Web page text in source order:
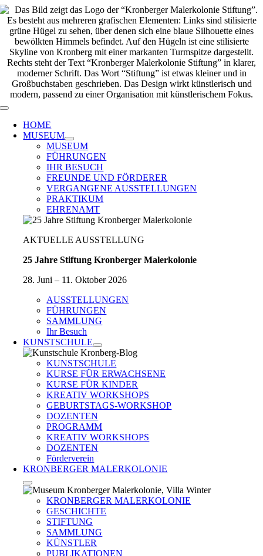
Zum
Inhalt
springen
Toggle
Navigation
HOME
MUSEUM
MUSEUM
FÜHRUNGEN
IHR BESUCH
FREUNDE UND FÖRDERER
VERGANGENE AUSSTELLUNGEN
PRAKTIKUM
EHRENAMT
AKTUELLE AUSSTELLUNG
25 Jahre Stiftung Kronberger Malerkolonie
28. Juni – 11. Oktober 2026
AUSSTELLUNGEN
FÜHRUNGEN
SAMMLUNG
Ihr Besuch
KUNSTSCHULE
KUNSTSCHULE
KURSE FÜR ERWACHSENE
KURSE FÜR KINDER
KREATIV WORKSHOPS
GEBURTSTAGS-WORKSHOP
DOZENTEN
PROGRAMM
KREATIV WORKSHOPS
DOZENTEN
Förderverein
KRONBERGER MALERKOLONIE
KRONBERGER MALERKOLONIE
GESCHICHTE
STIFTUNG
SAMMLUNG
KÜNSTLER
PUBLIKATIONEN